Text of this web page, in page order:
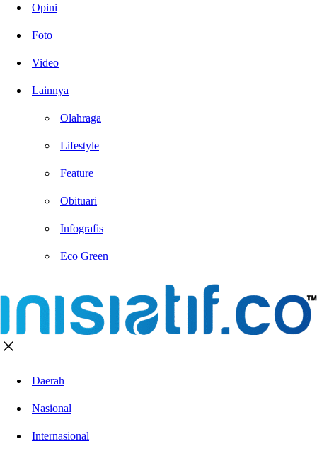
Opini
Foto
Video
Lainnya
Olahraga
Lifestyle
Feature
Obituari
Infografis
Eco Green
Daerah
Nasional
Internasional